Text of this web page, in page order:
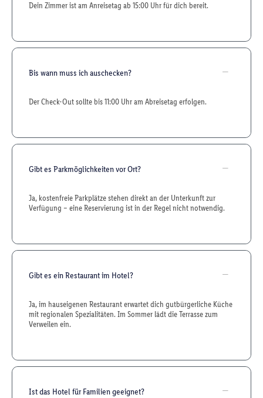
Dein Zimmer ist am Anreisetag ab 15:00 Uhr für dich bereit.
Bis wann muss ich auschecken?
Der Check-Out sollte bis 11:00 Uhr am Abreisetag erfolgen.
Gibt es Parkmöglichkeiten vor Ort?
Ja, kostenfreie Parkplätze stehen direkt an der Unterkunft zur
Verfügung – eine Reservierung ist in der Regel nicht notwendig.
Gibt es ein Restaurant im Hotel?
Ja, im hauseigenen Restaurant erwartet dich gutbürgerliche Küche
mit regionalen Spezialitäten. Im Sommer lädt die Terrasse zum
Verweilen ein.
Ist das Hotel für Familien geeignet?